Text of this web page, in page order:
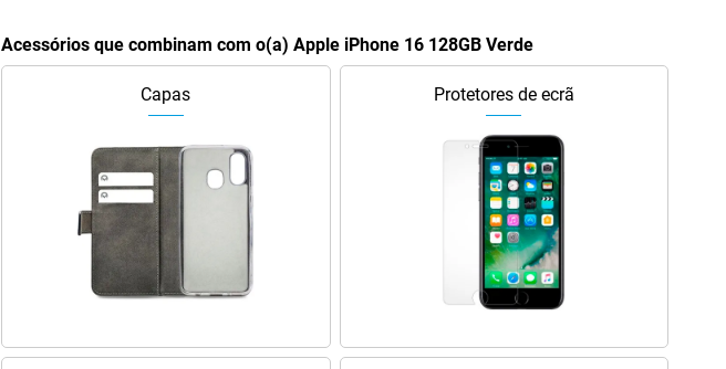
Acessórios que combinam com o(a) Apple iPhone 16 128GB Verde
Capas Protetores de ecrã